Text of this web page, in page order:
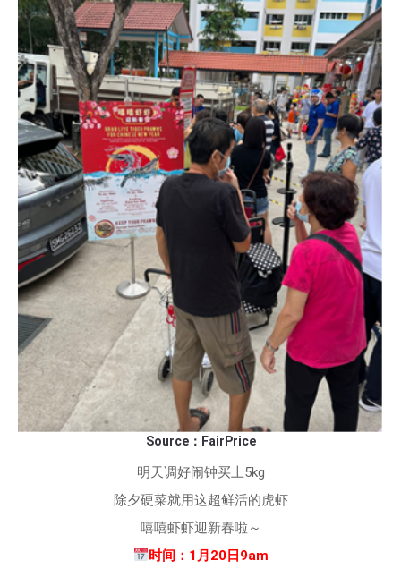
Source：FairPrice
明天调好闹钟买上5kg
除夕硬菜就用这超鲜活的虎虾
嘻嘻虾虾迎新春啦～
时间：1月20日9am